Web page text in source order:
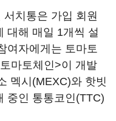
치통은 가입 회원
대해 매일 1개씩 설
여자에게는 토마토
마토체인>이 개발
멕시(MEXC)와 핫빗
중인 통통코인(TTC)